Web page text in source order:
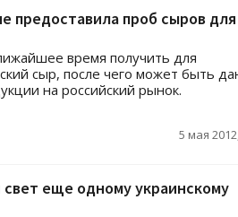
предоставила проб сыров для
время получить для
сыр, после чего может быть
на российский рынок.
5 мая
еще одному украинскому